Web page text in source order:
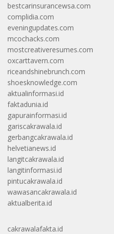
bestcarinsurancewsa.com
complidia.com
eveningupdates.com
mcochacks.com
mostcreativeresumes.com
oxcarttavern.com
riceandshinebrunch.com
shoesknowledge.com
aktualinformasi.id
faktadunia.id
gapurainformasi.id
gariscakrawala.id
gerbangcakrawala.id
helvetianews.id
langitcakrawala.id
langitinformasi.id
pintucakrawala.id
wawasancakrawala.id
aktualberita.id
cakrawalafakta.id